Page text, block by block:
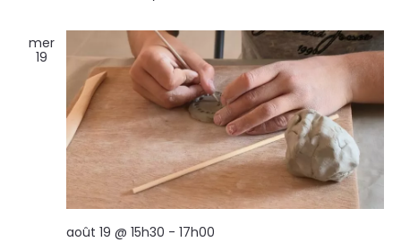
mer
19
août 19 @ 15h30 - 17h00